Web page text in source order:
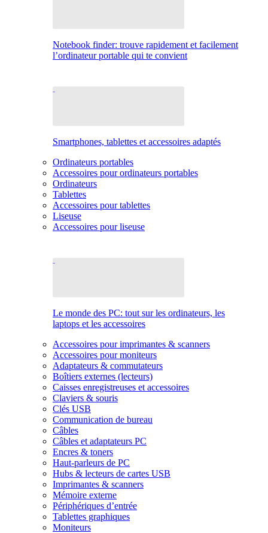
Notebook finder: trouve rapidement et facilement
l’ordinateur portable qui te convient
Smartphones, tablettes et accessoires adaptés
Ordinateurs portables
Accessoires pour ordinateurs portables
Ordinateurs
Tablettes
Accessoires pour tablettes
Liseuse
Accessoires pour liseuse
Le monde des PC: tout sur les ordinateurs, les
laptops et les accessoires
Accessoires pour imprimantes & scanners
Accessoires pour moniteurs
Adaptateurs & commutateurs
Boîtiers externes (lecteurs)
Caisses enregistreuses et accessoires
Claviers & souris
Clés USB
Communication de bureau
Câbles
Câbles et adaptateurs PC
Encres & toners
Haut-parleurs de PC
Hubs & lecteurs de cartes USB
Imprimantes & scanners
Mémoire externe
Périphériques d’entrée
Tablettes graphiques
Moniteurs